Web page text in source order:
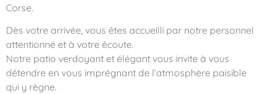
Corse.
Dès votre arrivée, vous êtes accueilli par notre personnel
attentionné et à votre écoute.
Notre patio verdoyant et élégant vous invite à vous
détendre en vous imprégnant de l’atmosphère paisible
qui y règne.